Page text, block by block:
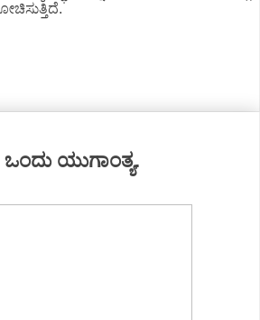
ಯುಗಾಂತ್ಯ.